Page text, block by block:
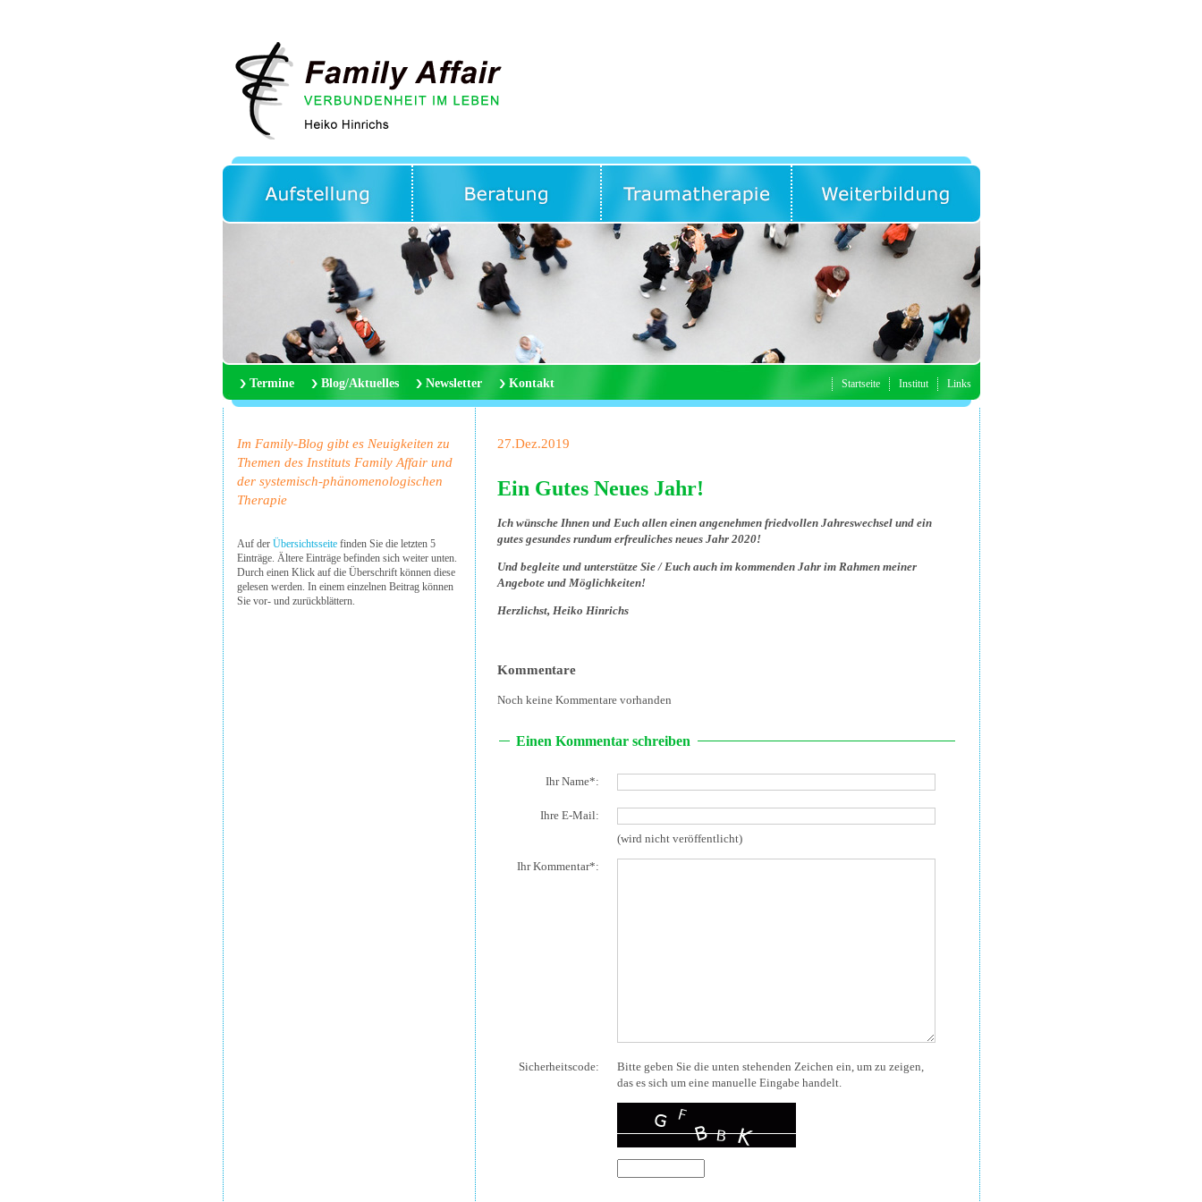
Termine Blog/Aktuelles Newsletter Kontakt Startseite Institut Links
Im Family-Blog gibt es Neuigkeiten zu
Themen des Instituts Family Affair und
der systemisch-phänomenologischen
Therapie
Auf der Übersichtsseitefinden Sie die letzten 5
Einträge. Ältere Einträge befinden sich weiter unten.
Durch einen Klick auf die Überschrift können diese
gelesen werden. In einem einzelnen Beitrag können
Sie vor- und zurückblättern.
27.Dez.2019
Ein Gutes Neues Jahr!
Ich wünsche Ihnen und Euch allen einen angenehmen friedvollen Jahreswechsel und ein
gutes gesundes rundum erfreuliches neues Jahr 2020!
Und begleite und unterstütze Sie / Euch auch im kommenden Jahr im Rahmen meiner
Angebote und Möglichkeiten!
Herzlichst, Heiko Hinrichs
Kommentare
Noch keine Kommentare vorhanden
Einen Kommentar schreiben
Ihr Name*:
Ihre E-Mail:
(wird nicht veröffentlicht)
Ihr Kommentar*:
Sicherheitscode:
Bitte geben Sie die unten stehenden Zeichen ein, um zu zeigen,
das es sich um eine manuelle Eingabe handelt.